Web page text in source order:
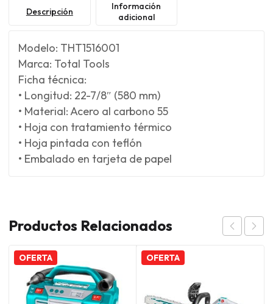
Descripción
Información
adicional
Modelo: THT1516001
Marca: Total Tools
Ficha técnica:
• Longitud: 22-7/8″ (580 mm)
• Material: Acero al carbono 55
• Hoja con tratamiento térmico
• Hoja pintada con teflón
• Embalado en tarjeta de papel
Productos Relacionados
OFERTA OFERTA